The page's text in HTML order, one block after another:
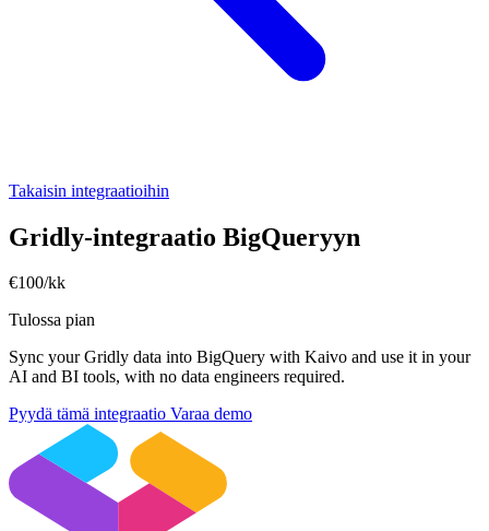
Takaisin integraatioihin
Gridly-integraatio BigQueryyn
€100/kk
Tulossa pian
Sync your Gridly data into BigQuery with Kaivo and use it in your
AI and BI tools, with no data engineers required.
Pyydä tämä integraatio Varaa demo